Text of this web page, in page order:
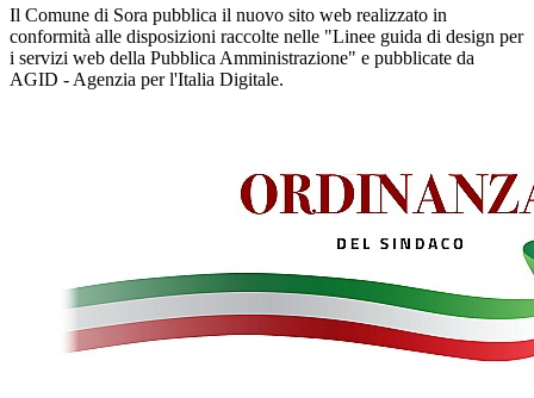
Il Comune di Sora pubblica il nuovo sito web realizzato in
conformità alle disposizioni raccolte nelle "Linee guida di design per
i servizi web della Pubblica Amministrazione" e pubblicate da
AGID - Agenzia per l'Italia Digitale.